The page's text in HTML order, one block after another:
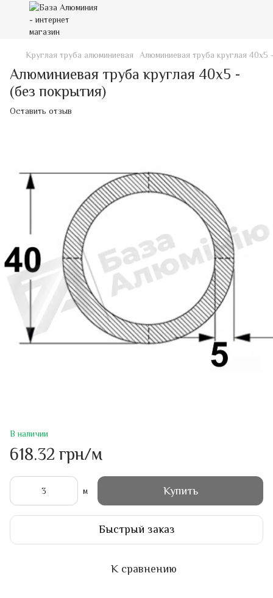
Круглая труба алюминиевая Алюминиевая труба круглая 40х5
Алюминиевая труба круглая 40х5 -
(без покрытия)
Оставить отзыв
В наличии
618.32 грн/м
м Купить
Быстрый заказ
К сравнению